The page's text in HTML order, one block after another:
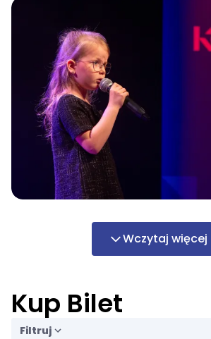
Wczytaj więcej
Kup Bilet
Filtruj